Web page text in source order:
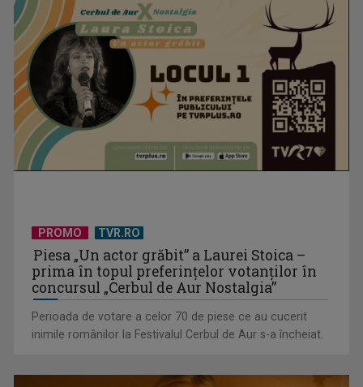
PROMO TVR.RO
Piesa „Un actor grăbit” a Laurei Stoica –
prima în topul preferinţelor votanţilor în
concursul „Cerbul de Aur Nostalgia”
Perioada de votare a celor 70 de piese ce au cucerit
inimile românilor la Festivalul Cerbul de Aur s-a încheiat.